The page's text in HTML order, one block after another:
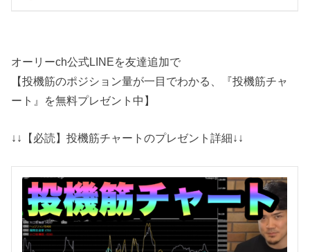
オーリーch公式LINEを友達追加で
【投機筋のポジション量が一目でわかる、『投機筋チャ
ート』を無料プレゼント中】
↓↓【必読】投機筋チャートのプレゼント詳細↓↓